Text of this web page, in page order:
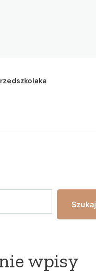
Szukaj
wpisy